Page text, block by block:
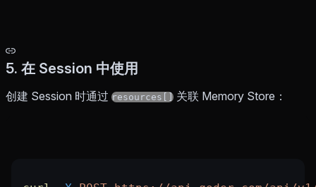
5. 在 Session 中使用
创建 Session 时通过 resources[] 关联 Memory Store：